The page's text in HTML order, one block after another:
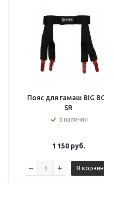
Пояс для гамаш BIG BOY
SR
в наличии
1 150руб.
В корзину